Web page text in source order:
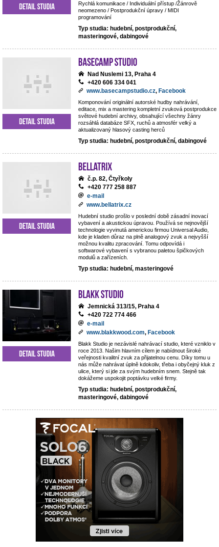
Rychlá komunikace / Individuální přístup /Žánrově
neomezeno / Postprodukční úpravy / MIDI
programování
Typ studia: hudební, postprodukční,
masteringové, dabingové
Detail studia
BaseCamp studio
Nad Nuslemi 13, Praha 4
+420 606 334 041
www.basecampstudio.cz, Facebook
Komponování originální autorské hudby nahrávání,
editace, mix a mastering kompletní zvuková postprodukce
světové hudební archivy, obsahující všechny žánry
rozsáhlá databáze SFX, ruchů a atmosfér velký a
aktualizovaný hlasový casting herců
Typ studia: hudební, postprodukční, dabingové
Detail studia
BELLATRIX
č.p. 82, Čtyřkoly
+420 777 258 887
e-mail
www.bellatrix.cz
Hudební studio prošlo v poslední době zásadní inovací
vybavení a akustickou úpravou. Používá se nejnovější
technologie vyvinutá americkou firmou Universal Audio,
kde je kladen důraz na plně analogový zvuk a nejvyšší
možnou kvalitu zpracování. Tomu odpovídá i
softwarové vybavení s vybranou paletou špičkových
modulů a zařízeních.
Typ studia: hudební, masteringové
Detail studia
Blakk Studio
Jemnická 313/15, Praha 4
+420 722 774 466
e-mail
www.blakkwood.com, Facebook
Blakk Studio je nezávislé nahrávací studio, které vzniklo v
roce 2013. Našim hlavním cílem je nabídnout široké
veřejnosti kvalitní zvuk za přijatelnou cenu. Díky tomu u
nás může nahrávat úplně kdokoliv, třeba i obyčejný kluk z
ulice, který si jde za svým hudebním snem. Stejně tak
dokážeme uspokojit poptávku velké firmy.
Typ studia: hudební, postprodukční,
masteringové, dabingové
Detail studia